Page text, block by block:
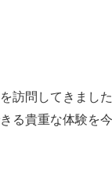
訪問してきまし
る貴重な体験を